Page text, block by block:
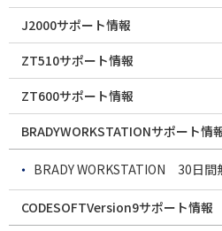
J2000サポート情報
ZT510サポート情報
ZT600サポート情報
BRADYWORKSTATIONサポート情
BRADY WORKSTATION 30日間
CODESOFTVersion9サポート情報